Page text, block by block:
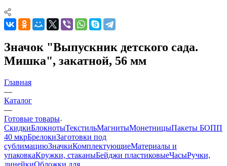
Значок "Выпускник детского сада.
Мишка", закатной, 56 мм
Главная
—
Каталог
—
Готовые товары
СкидкиБлокнотыТекстильМагнитыМонетницыПакеты БОПП
40 мкрБрелокиЗаготовки под
сублимациюЗначкиКомплектующиеМатериалы и
упаковкаКружки, стаканыБейджи пластиковыеЧасыРучки,
линейкиОбложки для